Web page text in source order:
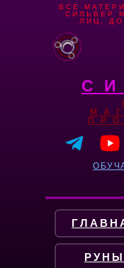
ВСЕ
СИЛЬВЕР
ЛИЦ,
РУНЫ